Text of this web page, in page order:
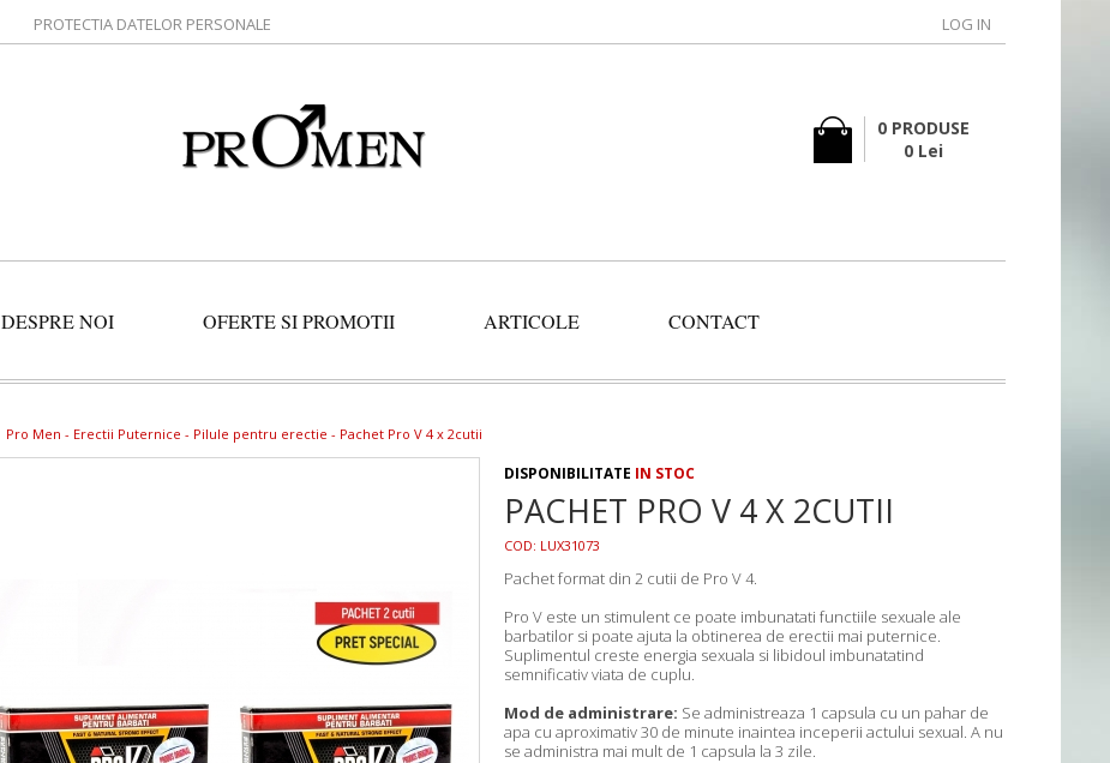
PROTECTIA DATELOR PERSONALE LOG IN
0 PRODUSE
0 Lei
DESPRE NOI OFERTE SI PROMOTII ARTICOLE CONTACT
Pro Men - Erectii Puternice - Pilule pentru erectie - Pachet Pro V 4 x 2cutii
DISPONIBILITATE IN STOC
PACHET PRO V 4 X 2CUTII
COD: LUX31073
Pachet format din 2 cutii de Pro V 4.
Pro V este un stimulent ce poate imbunatati functiile sexuale ale
barbatilor si poate ajuta la obtinerea de erectii mai puternice.
Suplimentul creste energia sexuala si libidoul imbunatatind
semnificativ viata de cuplu.
Mod de administrare: Se administreaza 1 capsula cu un pahar de
apa cu aproximativ 30 de minute inaintea inceperii actului sexual. A nu
se administra mai mult de 1 capsula la 3 zile.